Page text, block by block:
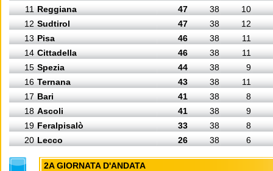
11 Reggiana 47 38
10
12 Sudtirol 47 38
12
13 Pisa 46 38
11
14 Cittadella 46 38
11
15 Spezia 44 38
9
16 Ternana 43 38
11
17 Bari 41 38
8
18 Ascoli 41 38
9
19 Feralpisalò 33 38
8
20 Lecco 26 38 6
2A GIORNATA D'ANDATA